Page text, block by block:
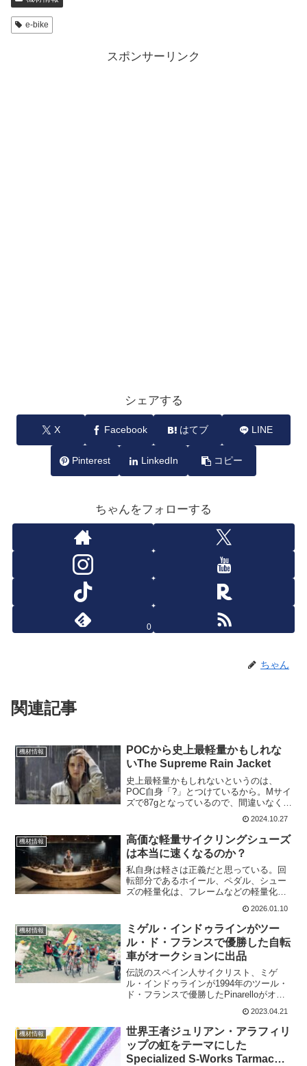
e-bike
スポンサーリンク
シェアする
X Facebook はてブ LINE
Pinterest LinkedIn コピー
ちゃんをフォローする
0
ちゃん
関連記事
機材情報
POCから史上最軽量かもしれな
いThe Supreme Rain Jacket
史上最軽量かもしれないというのは、
POC自身「?」とつけているから。Mサイ
ズで87gとなっているので、間違いなく最
軽量の部類であるのは間違いない。POC
のThe Supreme Rain Jacketは、超軽量、
最大の通気性、3層メンブレン...
2024.10.27
機材情報
高価な軽量サイクリングシューズ
は本当に速くなるのか？
私自身は軽さは正義だと思っている。回
転部分であるホイール、ペダル、シュー
ズの軽量化は、フレームなどの軽量化よ
りも効果が高いはず。足元の100gはフレ
ームの1kgに相当するなんて言葉を聞いた
ことがある人もいるはず。特にシューズ
は何万回も回すの...
2026.01.10
機材情報
ミゲル・インドゥラインがツー
ル・ド・フランスで優勝した自転
車がオークションに出品
伝説のスペイン人サイクリスト、ミゲ
ル・インドゥラインが1994年のツール・
ド・フランスで優勝したPinarelloがオー
クションにかけられている。ミゲル・イ
ンドゥラインは、1991年から1995年にか
けてツール・ド・フランス総合5連覇を達
成...
2023.04.21
機材情報
世界王者ジュリアン・アラフィリ
ップの虹をテーマにした
Specialized S-Works Tarmac